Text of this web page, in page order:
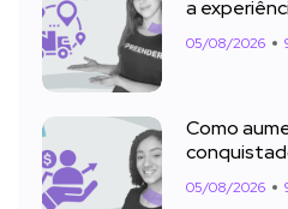
a
05/08/2026
Como
05/08/2026